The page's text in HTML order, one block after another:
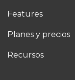
Features
Planes y precios
Recursos